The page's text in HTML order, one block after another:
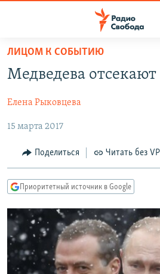
упрощенного
доступа
содержанию
Вернутся
главной
навигации
Вернутся
поиску
ПОДКАСТЫ
АВТОРСКИЕ ПРОЕКТЫ
ЦИТАТЫ СВОБОДЫ
МНЕНИЯ
КУЛЬТУРА
IDEL.РЕАЛИИ
КАВКАЗ.РЕАЛИИ
СЕВЕР.РЕАЛИИ
СИБИРЬ.РЕАЛИИ
ЛИЦОМ К СОБЫТИЮ
Медведева отсекают
Елена Рыковцева
15 марта 2017
Поделиться Читать без
Приоритетный источник в Google